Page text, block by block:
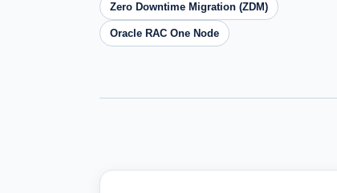
Zero Downtime Migration (ZDM)
Oracle RAC One Node